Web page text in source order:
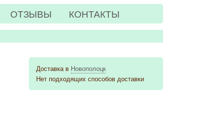
ОТЗЫВЫ КОНТАКТЫ
Доставка в Новополоцк
Нет подходящих способов доставки